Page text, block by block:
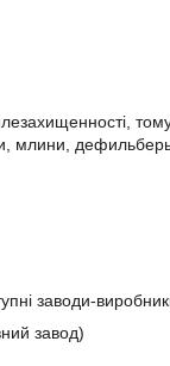
млини,
заводи-
завод)